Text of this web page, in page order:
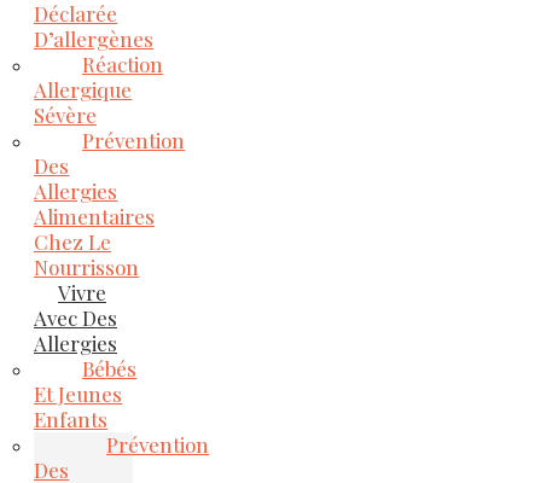
Déclarée
D’allergènes
Réaction
Allergique
Sévère
Prévention
Des
Allergies
Alimentaires
Chez Le
Nourrisson
Vivre
Avec Des
Allergies
Bébés
Et Jeunes
Enfants
Prévention
Des